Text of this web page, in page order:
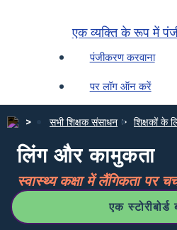
एक व्यक्ति के रूप में
पंजीकरण करवाना
पर लॉग ऑन करें
सभी शिक्षक संसाधन शिक्षकों के
लिंग और कामुकता
स्वास्थ्य कक्षा में लैंगिकता पर
एक स्टोरीबोर्ड